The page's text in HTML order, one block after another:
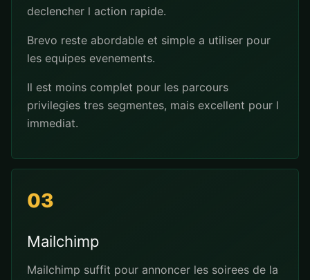
declencher l action rapide.
Brevo reste abordable et simple a utiliser pour
les equipes evenements.
Il est moins complet pour les parcours
privilegies tres segmentes, mais excellent pour l
immediat.
03
Mailchimp
Mailchimp suffit pour annoncer les soirees de la